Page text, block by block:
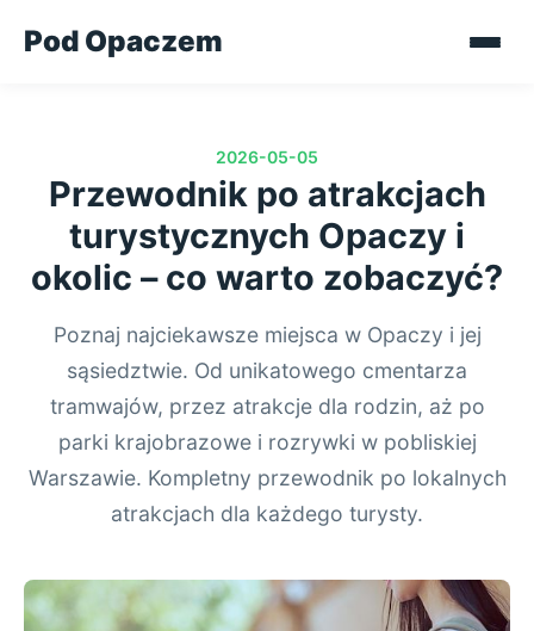
Pod Opaczem
2026-05-05
Przewodnik po atrakcjach
turystycznych Opaczy i
okolic – co warto zobaczyć?
Poznaj najciekawsze miejsca w Opaczy i jej
sąsiedztwie. Od unikatowego cmentarza
tramwajów, przez atrakcje dla rodzin, aż po
parki krajobrazowe i rozrywki w pobliskiej
Warszawie. Kompletny przewodnik po lokalnych
atrakcjach dla każdego turysty.